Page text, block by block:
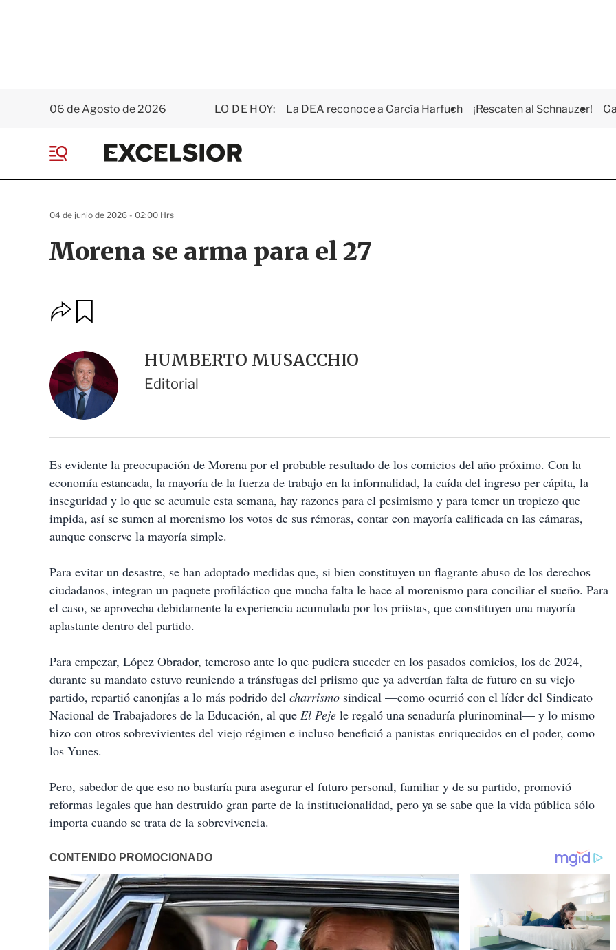
06 de Agosto de 2026 LO DE HOY: La DEA reconoce a García Harfuch ¡Rescaten al Schnauzer!
E
x
e
r
e
Morena se arma para el 27
04 de junio de 2026 - 02:00 Hrs
O
p
o
n
e
s
d
e
c
m
a
r
t
r
d
HUMBERTO MUSACCHIO
Editorial
Es evidente la preocupación de Morena por el probable resultado de los comicios del año próximo. Con la
economía estancada, la mayoría de la fuerza de trabajo en la informalidad, la caída del ingreso per cápita, la
inseguridad y lo que se acumule esta semana, hay razones para el pesimismo y para temer un tropiezo que
impida, así se sumen al morenismo los votos de sus rémoras, contar con mayoría calificada en las cámaras,
aunque conserve la mayoría simple.
Para evitar un desastre, se han adoptado medidas que, si bien constituyen un flagrante abuso de los derechos
ciudadanos, integran un paquete profiláctico que mucha falta le hace al morenismo para conciliar el sueño. Para
el caso, se aprovecha debidamente la experiencia acumulada por los priistas, que constituyen una mayoría
aplastante dentro del partido.
Para empezar, López Obrador, temeroso ante lo que pudiera suceder en los pasados comicios, los de 2024,
durante su mandato estuvo reuniendo a tránsfugas del priismo que ya advertían falta de futuro en su viejo
partido, repartió canonjías a lo más podrido del charrismo sindical —como ocurrió con el líder del Sindicato
Nacional de Trabajadores de la Educación, al que El Peje le regaló una senaduría plurinominal— y lo mismo
hizo con otros sobrevivientes del viejo régimen e incluso benefició a panistas enriquecidos en el poder, como
los Yunes.
Pero, sabedor de que eso no bastaría para asegurar el futuro personal, familiar y de su partido, promovió
reformas legales que han destruido gran parte de la institucionalidad, pero ya se sabe que la vida pública sólo
importa cuando se trata de la sobrevivencia.